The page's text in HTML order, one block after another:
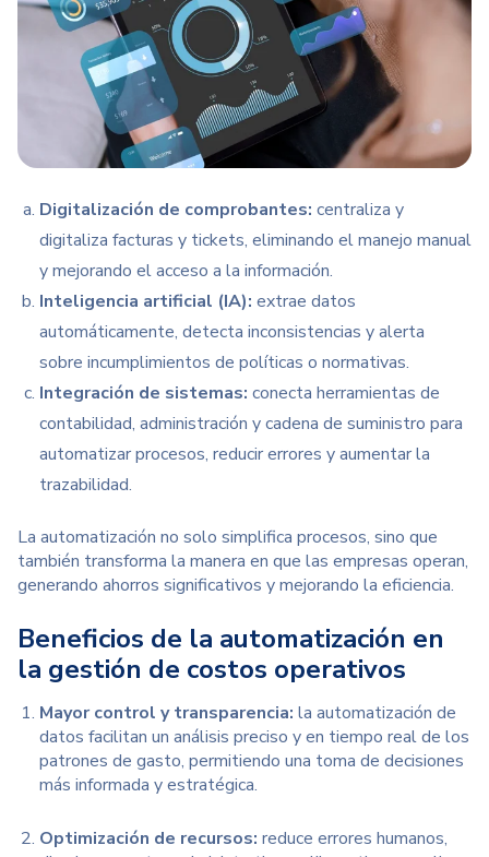
Digitalización de comprobantes: centraliza y
digitaliza facturas y tickets, eliminando el manejo manual
y mejorando el acceso a la información.
Inteligencia artificial (IA): extrae datos
automáticamente, detecta inconsistencias y alerta
sobre incumplimientos de políticas o normativas.
Integración de sistemas: conecta herramientas de
contabilidad, administración y cadena de suministro para
automatizar procesos, reducir errores y aumentar la
trazabilidad.
La automatización no solo simplifica procesos, sino que
también transforma la manera en que las empresas operan,
generando ahorros significativos y mejorando la eficiencia.
Beneficios de la automatización en
la gestión de costos operativos
Mayor control y transparencia: la automatización de
datos facilitan un análisis preciso y en tiempo real de los
patrones de gasto, permitiendo una toma de decisiones
más informada y estratégica.
Optimización de recursos: reduce errores humanos,